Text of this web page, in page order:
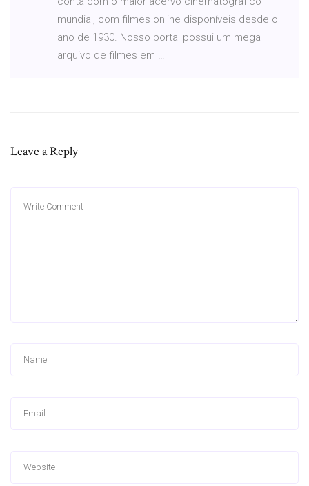
mundial, com filmes online disponíveis desde o
ano de 1930. Nosso portal possui um mega
arquivo de filmes em …
Leave a Reply